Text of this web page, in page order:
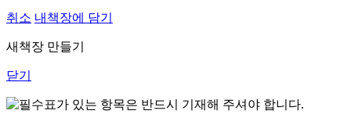
취소 내책장에 담기
새책장 만들기
닫기
표가 있는 항목은 반드시 기재해 주셔야 합니다.